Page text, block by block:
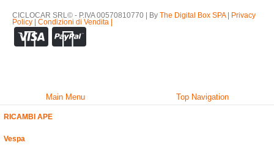
CICLOCAR SRL© - P.IVA 00570810770 | By The Digital Box SPA| Privacy
Policy | Condizioni di Vendita |
Main Menu Top Navigation
RICAMBI APE
Vespa